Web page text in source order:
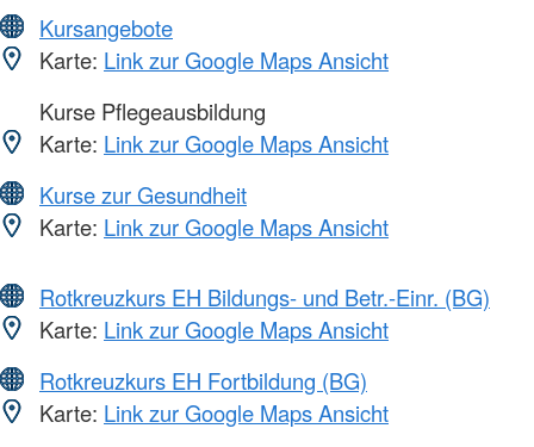
Kursangebote
Karte: Link zur Google Maps Ansicht
Kurse Pflegeausbildung
Karte: Link zur Google Maps Ansicht
Kurse zur Gesundheit
Karte: Link zur Google Maps Ansicht
Rotkreuzkurs EH Bildungs- und Betr.-Einr. (BG)
Karte: Link zur Google Maps Ansicht
Rotkreuzkurs EH Fortbildung (BG)
Karte: Link zur Google Maps Ansicht